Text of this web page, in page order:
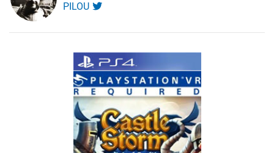
PILOU